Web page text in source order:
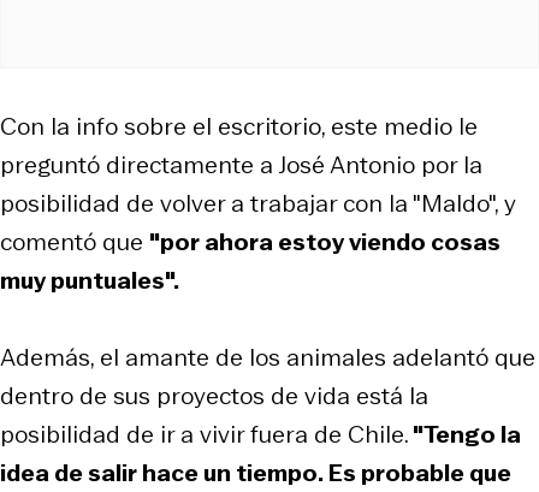
Con la info sobre el escritorio, este medio le
preguntó directamente a José Antonio por la
posibilidad de volver a trabajar con la "Maldo", y
comentó que "por ahora estoy viendo cosas
muy puntuales".
Además, el amante de los animales adelantó que
dentro de sus proyectos de vida está la
posibilidad de ir a vivir fuera de Chile."Tengo la
idea de salir hace un tiempo. Es probable que